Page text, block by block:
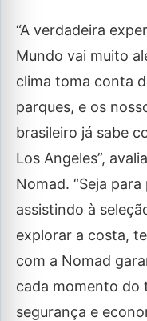
“A verdadeira
Mundo vai muito
clima toma conta
parques, e os
brasileiro já sabe
Los Angeles”,
Nomad. “Seja
assistindo à
explorar a costa,
com a Nomad
cada momento do
segurança e